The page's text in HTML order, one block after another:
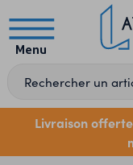
Menu
Livraison